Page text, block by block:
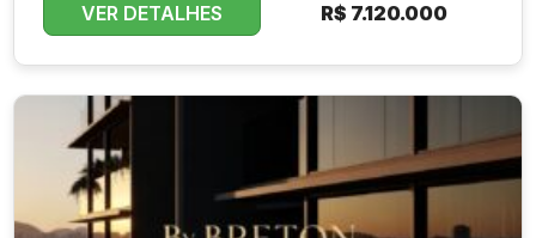
VER DETALHES R$ 7.120.000